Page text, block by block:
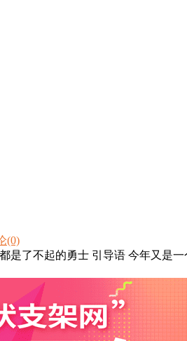
(0)
是了不起的勇士 引导语 今年又